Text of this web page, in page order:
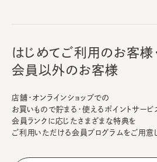
はじめてご利用のお客様
会員以外のお客様
店舗・オンラインショップでの
お買いもので貯まる・使えるポイントサービ
会員ランクに応じたさまざまな特典を
ご利用いただける会員プログラムをご用意